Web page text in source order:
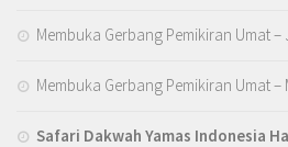
Membuka Gerbang Pemikiran Umat –
Membuka Gerbang Pemikiran Umat –
Safari Dakwah Yamas Indonesia